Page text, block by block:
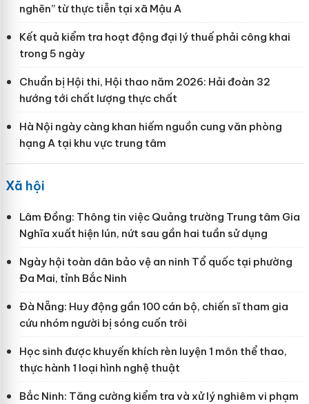
nghẽn” từ thực tiễn tại xã Mậu A
Kết quả kiểm tra hoạt động đại lý thuế phải công khai
trong 5 ngày
Chuẩn bị Hội thi, Hội thao năm 2026: Hải đoàn 32
hướng tới chất lượng thực chất
Hà Nội ngày càng khan hiếm nguồn cung văn phòng
hạng A tại khu vực trung tâm
Xã hội
Lâm Đồng: Thông tin việc Quảng trường Trung tâm Gia
Nghĩa xuất hiện lún, nứt sau gần hai tuần sử dụng
Ngày hội toàn dân bảo vệ an ninh Tổ quốc tại phường
Đa Mai, tỉnh Bắc Ninh
Đà Nẵng: Huy động gần 100 cán bộ, chiến sĩ tham gia
cứu nhóm người bị sóng cuốn trôi
Học sinh được khuyến khích rèn luyện 1 môn thể thao,
thực hành 1 loại hình nghệ thuật
Bắc Ninh: Tăng cường kiểm tra và xử lý nghiêm vi phạm